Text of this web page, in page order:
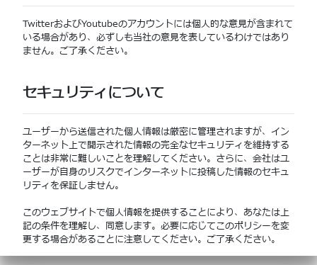
TwitterおよびYoutubeのアカウントには個人的な意見が含まれて
いる場合があり、必ずしも当社の意見を表しているわけではあり
ません。ご了承ください。
セキュリティについて
ユーザーから送信された個人情報は厳密に管理されますが、イン
ターネット上で開示された情報の完全なセキュリティを維持する
ことは非常に難しいことを理解してください。さらに、会社はユ
ーザーが自身のリスクでインターネットに投稿した情報のセキュ
リティを保証しません。
このウェブサイトで個人情報を提供することにより、あなたは上
記の条件を理解し、同意します。必要に応じてこのポリシーを変
更する場合があることに注意してください。ご了承ください。